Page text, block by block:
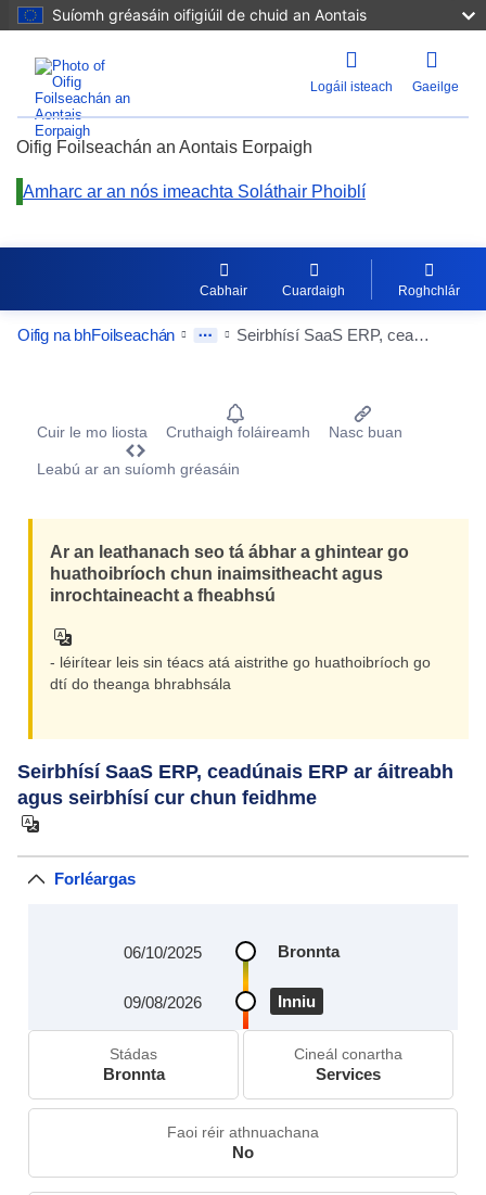
Suíomh gréasáin oifigiúil de chuid an Aontais
Logáil isteach Gaeilge
Oifig Foilseachán an Aontais Eorpaigh
Amharc ar an nós imeachta Soláthair Phoiblí
Cabhair Cuardaigh Roghchlár
Oifig na bhFoilseachán Seirbhísí SaaS ERP, ceadúnais ERP ar áitreabh agus seirbhísí cur chun feidhme
Procurement Detail Actions Portlet
Cuir le mo liosta Cruthaigh foláireamh Nasc buan
Leabú ar an suíomh gréasáin
Ar an leathanach seo tá ábhar a ghintear go
huathoibríoch chun inaimsitheacht agus
inrochtaineacht a fheabhsú
- léirítear leis sin téacs atá aistrithe go huathoibríoch go
dtí do theanga bhrabhsála
Seirbhísí SaaS ERP, ceadúnais ERP ar áitreabh
agus seirbhísí cur chun feidhme
Forléargas
Bronnta
06/10/2025
Inniu
09/08/2026
Stádas
Bronnta
Cineál conartha
Services
Faoi réir athnuachana
No